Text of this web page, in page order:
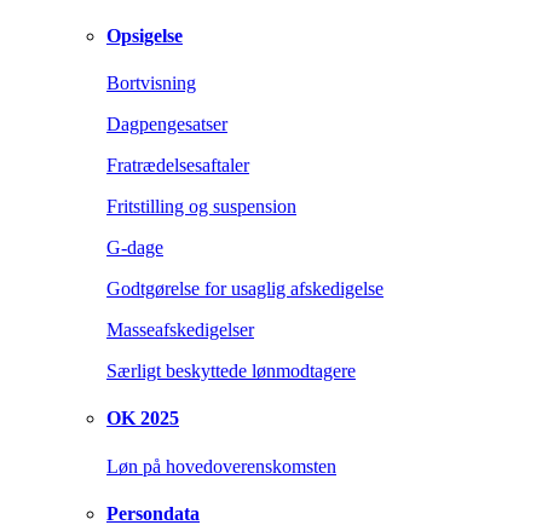
Opsigelse
Bortvisning
Dagpengesatser
Fratrædelsesaftaler
Fritstilling og suspension
G-dage
Godtgørelse for usaglig afskedigelse
Masseafskedigelser
Særligt beskyttede lønmodtagere
OK 2025
Løn på hovedoverenskomsten
Persondata